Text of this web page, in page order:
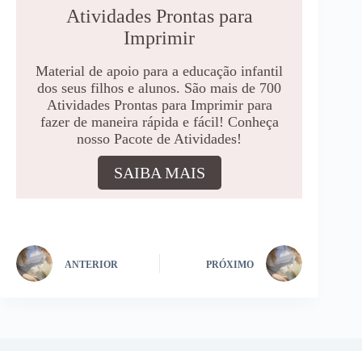
Atividades Prontas para
Imprimir
Material de apoio para a educação infantil
dos seus filhos e alunos. São mais de 700
Atividades Prontas para Imprimir para
fazer de maneira rápida e fácil! Conheça
nosso Pacote de Atividades!
SAIBA MAIS
ANTERIOR PRÓXIMO